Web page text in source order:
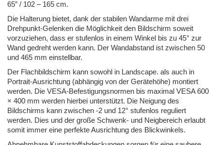
65″ / 102 – 165 cm.
Die Halterung bietet, dank der stabilen Wandarme mit drei
Drehpunkt-Gelenken die Möglichkeit den Bildschirm soweit
vorzuziehen, dass er stufenlos in einem Winkel bis zu 45° zur
Wand gedreht werden kann. Der Wandabstand ist zwischen 50
und 465 mm einstellbar.
Der Flachbildschirm kann sowohl in Landscape. als auch in
Portrait-Ausrichtung (abhängig von der Gerätehöhe) montiert
werden. Die VESA-Befestigungsnormen bis maximal VESA 600
× 400 mm werden hierbei unterstützt. Die Neigung des
Bildschirms kann zwischen -2 und 12° stufenlos reguliert
werden. Dies und der große Schwenk- und Neigbereich erlaubt
somit immer eine perfekte Ausrichtung des Blickwinkels.